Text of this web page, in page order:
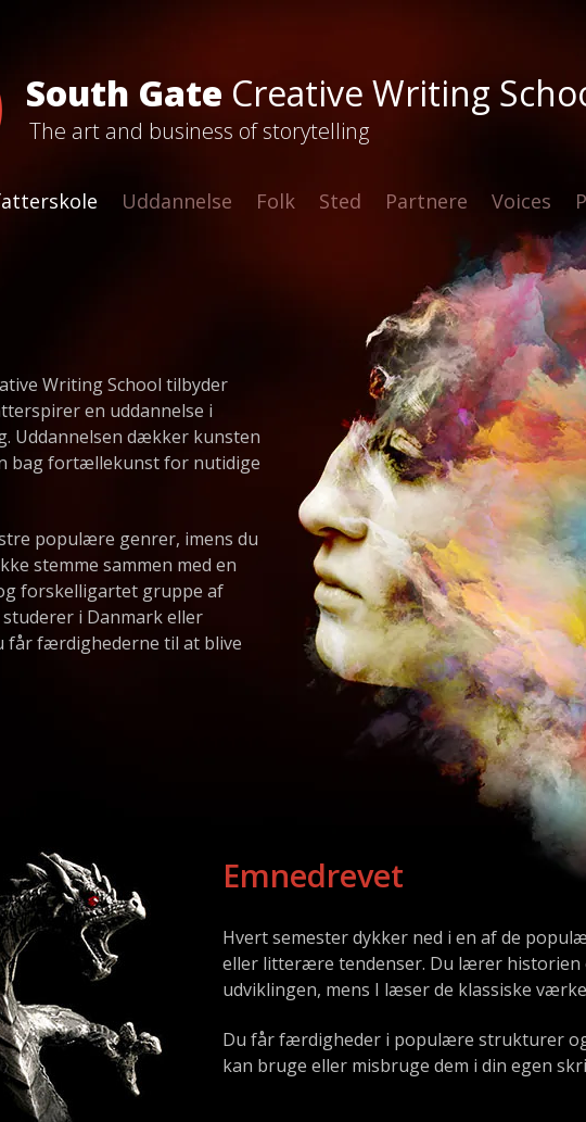
South Gate Creative Writing
The art and business of storytelling
Uddannelse Folk Sted Partnere Voices
Writing School tilbyder
en uddannelse i
Uddannelsen dækker kunsten
bag fortællekunst for nutidige
populære genrer, imens du
stemme sammen med en
forskelligartet gruppe af
studerer i Danmark eller
får færdighederne til at blive
Emnedrevet
Hvert semester dykker ned i en af de
eller litterære tendenser. Du lærer historien
udviklingen, mens I læser de klassiske
Du får færdigheder i populære strukturer
kan bruge eller misbruge dem i din egen